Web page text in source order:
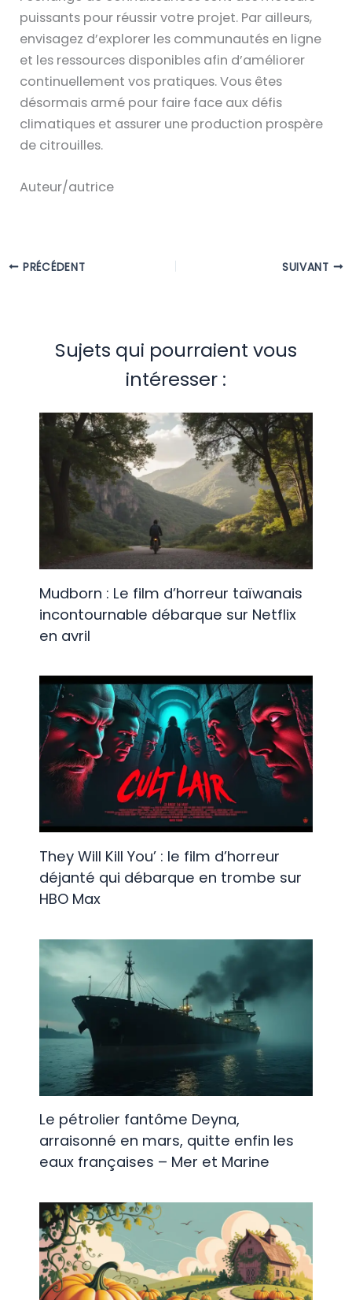
puissants pour réussir votre projet. Par ailleurs,
envisagez d’explorer les communautés en ligne
et les ressources disponibles afin d’améliorer
continuellement vos pratiques. Vous êtes
désormais armé pour faire face aux défis
climatiques et assurer une production prospère
de citrouilles.
Auteur/autrice
PRÉCÉDENT SUIVANT
Sujets qui pourraient vous
intéresser :
Mudborn : Le film d’horreur taïwanais
incontournable débarque sur Netflix
en avril
They Will Kill You’ : le film d’horreur
déjanté qui débarque en trombe sur
HBO Max
Le pétrolier fantôme Deyna,
arraisonné en mars, quitte enfin les
eaux françaises – Mer et Marine